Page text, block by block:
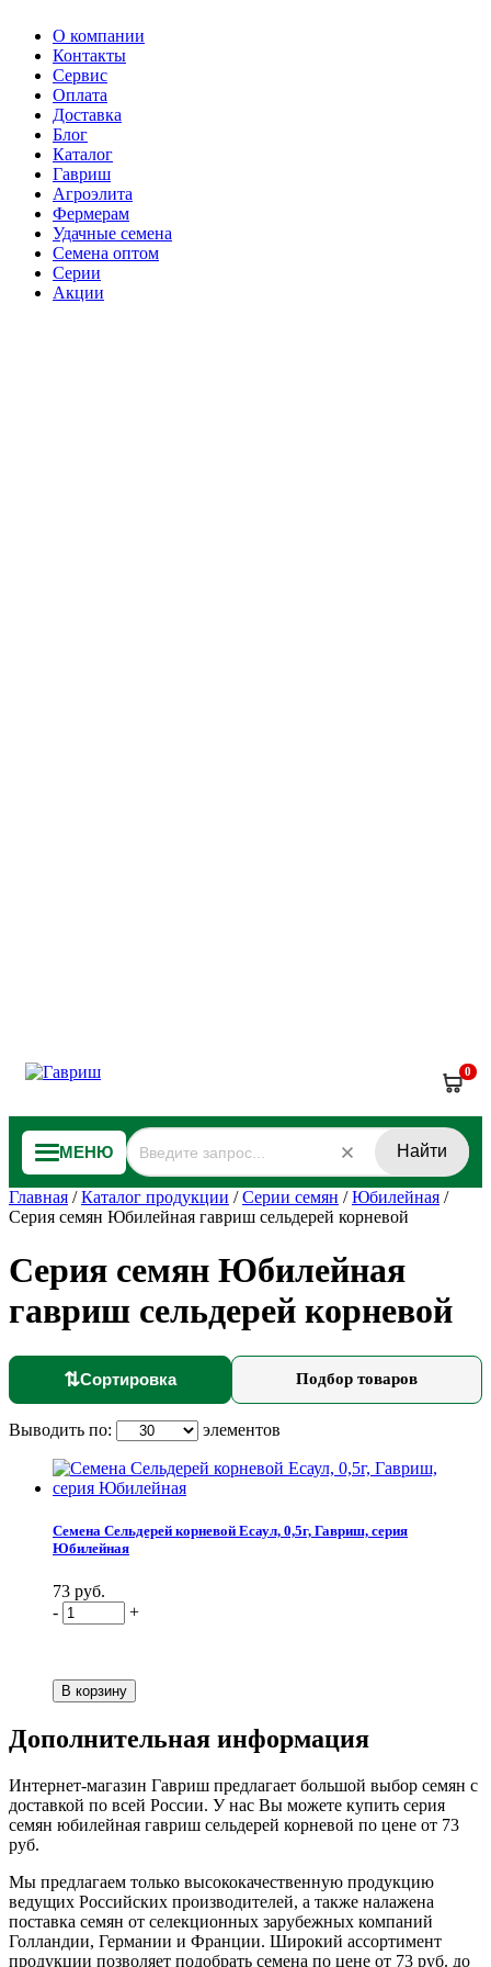
О компании
Контакты
Сервис
Оплата
Доставка
Блог
Каталог
Гавриш
Агроэлита
Фермерам
Удачные семена
Семена оптом
Серии
Акции
0
МЕНЮ Найти
Главная /Каталог продукции /Серии семян /Юбилейная /
Серия семян Юбилейная гавриш сельдерей корневой
Серия семян Юбилейная
гавриш сельдерей корневой
⇅Сортировка Подбор товаров
Выводить по: элементов
Семена Сельдерей корневой Есаул, 0,5г, Гавриш, серия
Юбилейная
73 руб.
-
+
Дополнительная информация
Интернет-магазин Гавриш предлагает большой выбор семян с
доставкой по всей России. У нас Вы можете купить серия
семян юбилейная гавриш сельдерей корневой по цене от 73
руб.
Мы предлагаем только высококачественную продукцию
ведущих Российских производителей, а также налажена
поставка семян от селекционных зарубежных компаний
Голландии, Германии и Франции. Широкий ассортимент
продукции позволяет подобрать семена по цене от 73 руб. до